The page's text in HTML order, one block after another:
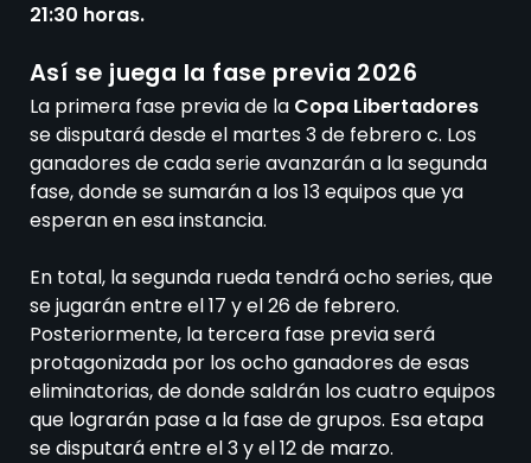
21:30 horas.
Así se juega la fase previa 2026
La primera fase previa de la Copa Libertadores
se disputará desde el martes 3 de febrero c. Los
ganadores de cada serie avanzarán a la segunda
fase, donde se sumarán a los 13 equipos que ya
esperan en esa instancia.
En total, la segunda rueda tendrá ocho series, que
se jugarán entre el 17 y el 26 de febrero.
Posteriormente, la tercera fase previa será
protagonizada por los ocho ganadores de esas
eliminatorias, de donde saldrán los cuatro equipos
que lograrán pase a la fase de grupos. Esa etapa
se disputará entre el 3 y el 12 de marzo.